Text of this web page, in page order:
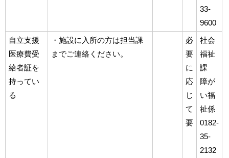
33-
9600
自立支援
医療費受
給者証を
持ってい
る
・施設に入所の方は担当課
までご連絡ください。
必
要
に
応
じ
て
要
社会
福祉
課
障が
い福
祉係
0182-
35-
2132